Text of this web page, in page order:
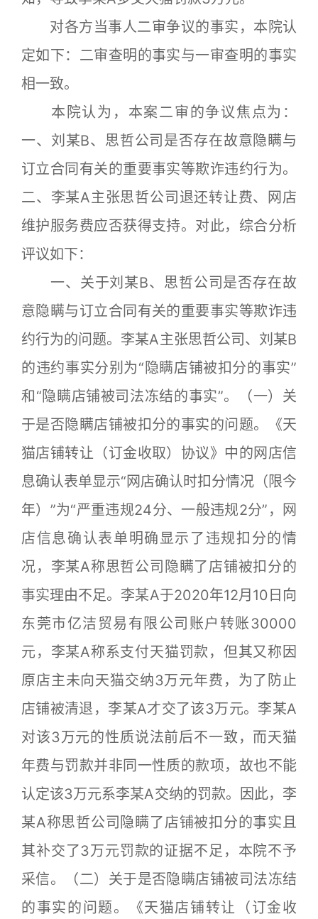
对各方当事人二审争议的事实，本院认
定如下：二审查明的事实与一审查明的事实
相一致。
本院认为，本案二审的争议焦点为：
一、刘某B、思哲公司是否存在故意隐瞒与
订立合同有关的重要事实等欺诈违约行为。
二、李某A主张思哲公司退还转让费、网店
维护服务费应否获得支持。对此，综合分析
评议如下：
一、关于刘某B、思哲公司是否存在故
意隐瞒与订立合同有关的重要事实等欺诈违
约行为的问题。李某A主张思哲公司、刘某B
的违约事实分别为“隐瞒店铺被扣分的事实”
和“隐瞒店铺被司法冻结的事实”。（一）关
于是否隐瞒店铺被扣分的事实的问题。《天
猫店铺转让（订金收取）协议》中的网店信
息确认表单显示“网店确认时扣分情况（限今
年）”为“严重违规24分、一般违规2分”，网
店信息确认表单明确显示了违规扣分的情
况，李某A称思哲公司隐瞒了店铺被扣分的
事实理由不足。李某A于2020年12月10日向
东莞市亿洁贸易有限公司账户转账30000
元，李某A称系支付天猫罚款，但其又称因
原店主未向天猫交纳3万元年费，为了防止
店铺被清退，李某A才交了该3万元。李某A
对该3万元的性质说法前后不一致，而天猫
年费与罚款并非同一性质的款项，故也不能
认定该3万元系李某A交纳的罚款。因此，李
某A称思哲公司隐瞒了店铺被扣分的事实且
其补交了3万元罚款的证据不足，本院不予
采信。（二）关于是否隐瞒店铺被司法冻结
的事实的问题。《天猫店铺转让（订金收